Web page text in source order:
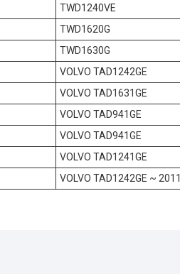
TWD1240VE
TWD1620G
TWD1630G
VOLVO TAD1242GE
VOLVO TAD1631GE
VOLVO TAD941GE
VOLVO TAD941GE
VOLVO TAD1241GE
VOLVO TAD1242GE ~ 2011